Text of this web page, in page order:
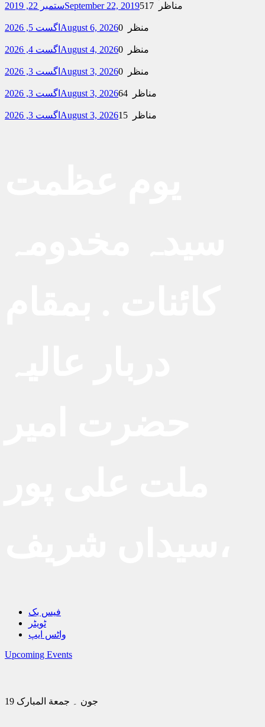
ستمبر 22, 2019September 22, 2019 517 مناظر
اگست 5, 2026 August 6, 2026 0 منظر
اگست 4, 2026 August 4, 2026 0 منظر
اگست 3, 2026 August 3, 2026 0 منظر
اگست 3, 2026 August 3, 2026 64 مناظر
اگست 3, 2026 August 3, 2026 15 مناظر
فیس بک
ٹویٹر
واٹس ایپ
Upcoming Events
19 جون ۔ جمعة المبارک